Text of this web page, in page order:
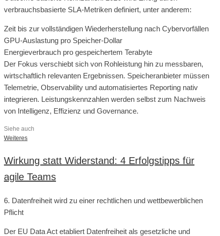
verbrauchsbasierte SLA-Metriken definiert, unter anderem:
Zeit bis zur vollständigen Wiederherstellung nach Cybervorfällen
GPU-Auslastung pro Speicher-Dollar
Energieverbrauch pro gespeichertem Terabyte
Der Fokus verschiebt sich von Rohleistung hin zu messbaren,
wirtschaftlich relevanten Ergebnissen. Speicheranbieter müssen
Telemetrie, Observability und automatisiertes Reporting nativ
integrieren. Leistungskennzahlen werden selbst zum Nachweis
von Intelligenz, Effizienz und Governance.
Siehe auch
Weiteres
Wirkung statt Widerstand: 4 Erfolgstipps für
agile Teams
6. Datenfreiheit wird zu einer rechtlichen und wettbewerblichen
Pflicht
Der EU Data Act etabliert Datenfreiheit als gesetzliche und